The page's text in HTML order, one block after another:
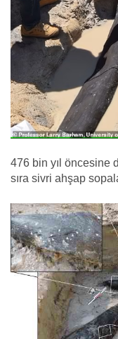
476 bin yıl öncesine
sıra sivri ahşap